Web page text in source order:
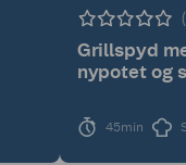
Grillspyd
nypotet og
45min